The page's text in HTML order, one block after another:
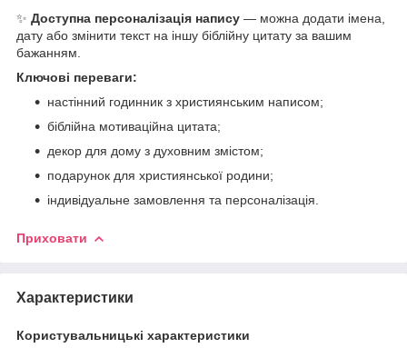
✨ Доступна персоналізація напису — можна додати імена,
дату або змінити текст на іншу біблійну цитату за вашим
бажанням.
Ключові переваги:
настінний годинник з християнським написом;
біблійна мотиваційна цитата;
декор для дому з духовним змістом;
подарунок для християнської родини;
індивідуальне замовлення та персоналізація.
Приховати
Характеристики
Користувальницькі характеристики